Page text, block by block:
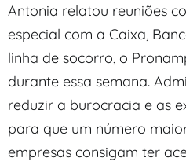
Antonia relatou reuniões
especial com a Caixa,
linha de socorro, o
durante essa semana.
reduzir a burocracia e as
para que um número
empresas consigam ter